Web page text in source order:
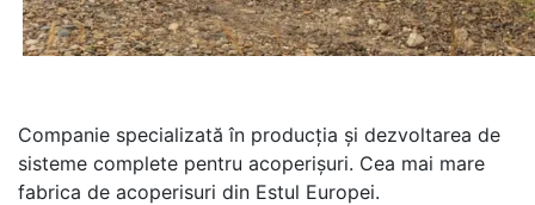
Companie specializată în producția și dezvoltarea de
sisteme complete pentru acoperișuri. Cea mai mare
fabrica de acoperisuri din Estul Europei.